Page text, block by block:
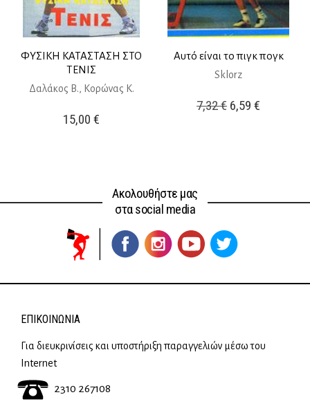
ΦΥΣΙΚΗ ΚΑΤΑΣΤΑΣΗ ΣΤΟ
ΤΕΝΙΣ
Δαλάκος Β., Κορώνας Κ.
15,00€
Αυτό είναι το πιγκ πογκ
Sklorz
7,32€ Original
6,59€
Ακολουθήστε μας
στα social media
ΕΠΙΚΟΙΝΩΝΊΑ
Για διευκρινίσεις και υποστήριξη παραγγελιών μέσω του
Internet
2310 267108